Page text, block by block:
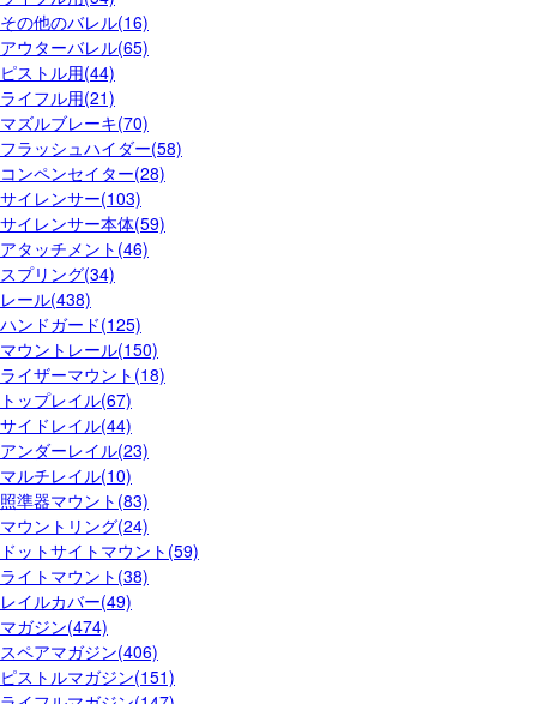
その他のバレル(16)
アウターバレル(65)
ピストル用(44)
ライフル用(21)
マズルブレーキ(70)
フラッシュハイダー(58)
コンペンセイター(28)
サイレンサー(103)
サイレンサー本体(59)
アタッチメント(46)
スプリング(34)
レール(438)
ハンドガード(125)
マウントレール(150)
ライザーマウント(18)
トップレイル(67)
サイドレイル(44)
アンダーレイル(23)
マルチレイル(10)
照準器マウント(83)
マウントリング(24)
ドットサイトマウント(59)
ライトマウント(38)
レイルカバー(49)
マガジン(474)
スペアマガジン(406)
ピストルマガジン(151)